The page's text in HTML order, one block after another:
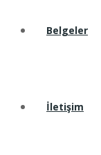
Belgeler
İletişim